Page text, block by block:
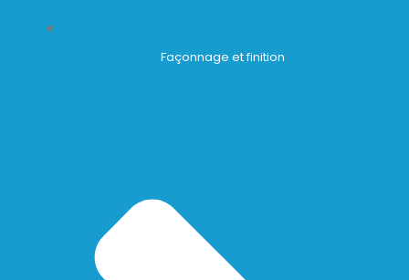
Façonnage et finition